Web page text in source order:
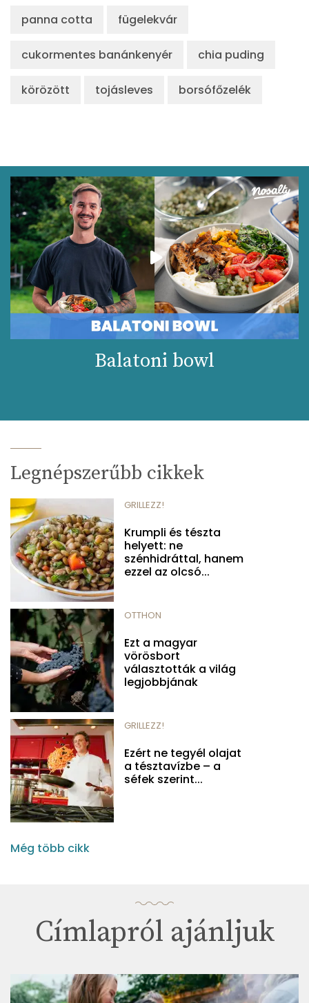
panna cotta fügelekvár
cukormentes banánkenyér chia puding
körözött tojásleves borsófőzelék
Balatoni bowl
Legnépszerűbb cikkek
GRILLEZZ!
Krumpli és tészta
helyett: ne
szénhidráttal, hanem
ezzel az olcsó...
OTTHON
Ezt a magyar
vörösbort
választották a világ
legjobbjának
GRILLEZZ!
Ezért ne tegyél olajat
a tésztavízbe – a
séfek szerint...
Még több cikk
Címlapról ajánljuk